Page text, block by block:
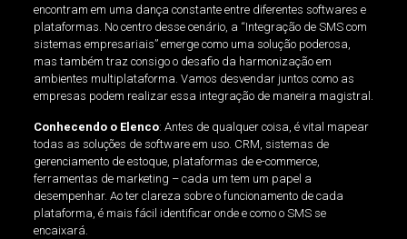
encontram em uma dança constante entre diferentes softwares e
plataformas. No centro desse cenário, a “Integração de SMS com
sistemas empresariais” emerge como uma solução poderosa,
mas também traz consigo o desafio da harmonização em
ambientes multiplataforma. Vamos desvendar juntos como as
empresas podem realizar essa integração de maneira magistral.
Conhecendo o Elenco: Antes de qualquer coisa, é vital mapear
todas as soluções de software em uso. CRM, sistemas de
gerenciamento de estoque, plataformas de e-commerce,
ferramentas de marketing – cada um tem um papel a
desempenhar. Ao ter clareza sobre o funcionamento de cada
plataforma, é mais fácil identificar onde e como o SMS se
encaixará.